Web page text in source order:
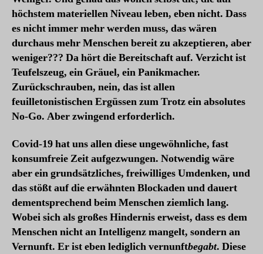
höchstem materiellen Niveau leben, eben nicht. Dass
es nicht immer mehr werden muss, das wären
durchaus mehr Menschen bereit zu akzeptieren, aber
weniger??? Da hört die Bereitschaft auf. Verzicht ist
Teufelszeug, ein Gräuel, ein Panikmacher.
Zurückschrauben, nein, das ist allen
feuilletonistischen Ergüssen zum Trotz ein absolutes
No-Go. Aber zwingend erforderlich.
Covid-19 hat uns allen diese ungewöhnliche, fast
konsumfreie Zeit aufgezwungen. Notwendig wäre
aber ein grundsätzliches, freiwilliges Umdenken, und
das stößt auf die erwähnten Blockaden und dauert
dementsprechend beim Menschen ziemlich lang.
Wobei sich als großes Hindernis erweist, dass es dem
Menschen nicht an Intelligenz mangelt, sondern an
Vernunft. Er ist eben lediglich vernunftbegabt. Diese